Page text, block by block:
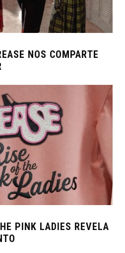
NOS COMPARTE
PINK LADIES REVELA